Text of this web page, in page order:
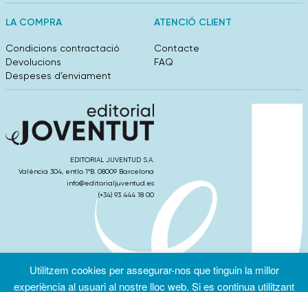
LA COMPRA
Condicions contractació
Devolucions
Despeses d’enviament
ATENCIÓ CLIENT
Contacte
FAQ
EDITORIAL JUVENTUD S.A.
València 304, entlo 1ºB. 08009 Barcelona
info@editorialjuventud.es
(+34) 93 444 18 00
Condicions
Política de
Política de
cookies
Utilitzem cookies per assegurar-nos que tinguin la millor
experiència al usuari al nostre lloc web. Si es continua utilitzant